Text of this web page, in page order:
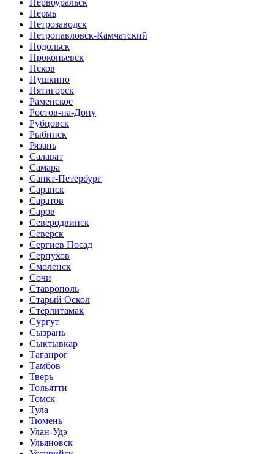
Пермь
Петрозаводск
Петропавловск-Камчатский
Подольск
Прокопьевск
Псков
Пушкино
Пятигорск
Раменское
Ростов-на-Дону
Рубцовск
Рыбинск
Рязань
Салават
Самара
Санкт-Петербург
Саранск
Саратов
Саров
Северодвинск
Северск
Сергиев Посад
Серпухов
Смоленск
Сочи
Ставрополь
Старый Оскол
Стерлитамак
Сургут
Сызрань
Сыктывкар
Таганрог
Тамбов
Тверь
Тольятти
Томск
Тула
Тюмень
Улан-Удэ
Ульяновск